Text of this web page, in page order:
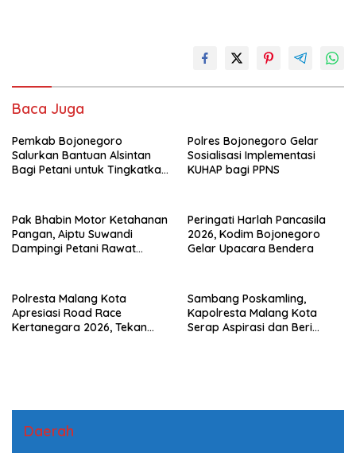
Baca Juga
Pemkab Bojonegoro
Salurkan Bantuan Alsintan
Bagi Petani untuk Tingkatkan
Polres Bojonegoro Gelar
Sosialisasi Implementasi
KUHAP bagi PPNS
Pak Bhabin Motor Ketahanan
Pangan, Aiptu Suwandi
Dampingi Petani Rawat
Peringati Harlah Pancasila
2026, Kodim Bojonegoro
Gelar Upacara Bendera
Polresta Malang Kota
Apresiasi Road Race
Kertanegara 2026, Tekan
Sambang Poskamling,
Kapolresta Malang Kota
Serap Aspirasi dan Beri
Daerah